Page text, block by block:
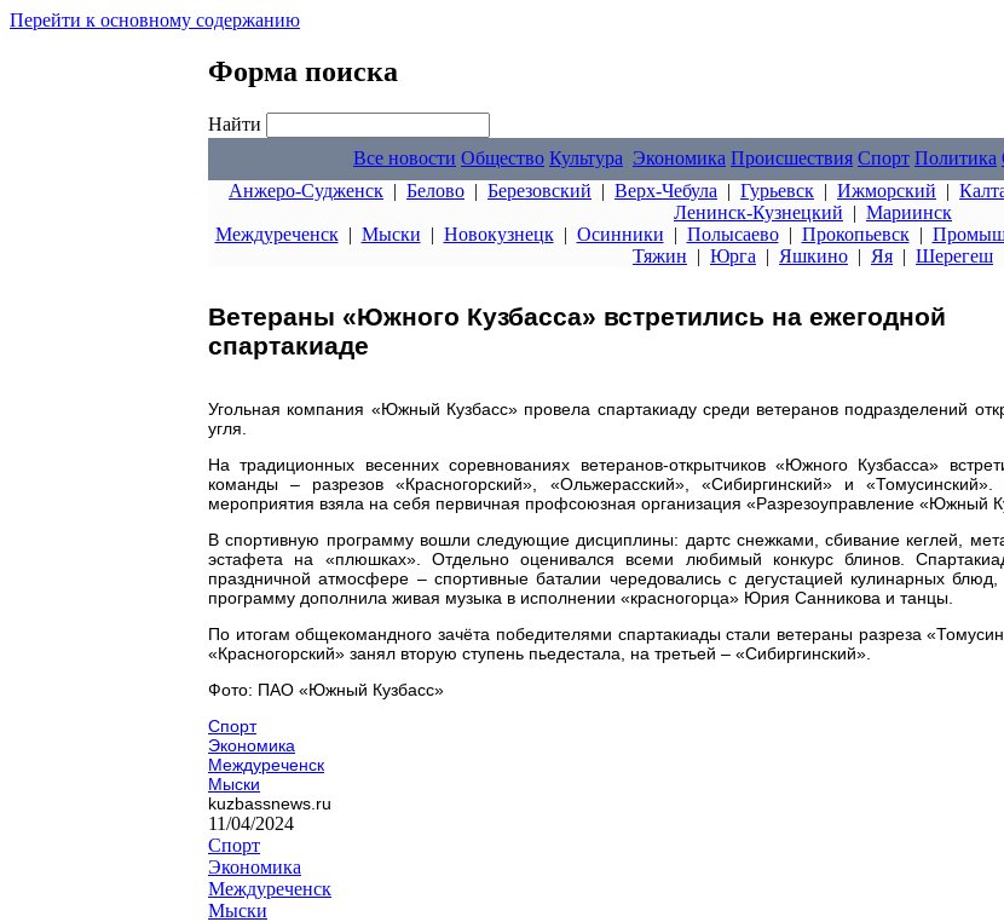
Перейти к основному содержанию
Форма поиска
Найти
Все новости Общество Культура Экономика Происшествия Спорт Политика
Анжеро-Судженск | Белово | Березовский | Верх-Чебула | Гурьевск | Ижморский |
Ленинск-Кузнецкий | Мариинск
Междуреченск| Мыски | Новокузнецк| Осинники | Полысаево| Прокопьевск|
Тяжин | Юрга | Яшкино | Яя | Шерегеш
Ветераны «Южного Кузбасса» встретились на ежегодной
спартакиаде
Угольная компания «Южный Кузбасс» провела спартакиаду среди ветеранов подразделений
угля.
На традиционных весенних соревнованиях ветеранов-открытчиков «Южного Кузбасса»
команды – разрезов «Красногорский», «Ольжерасский», «Сибиргинский» и «Томусинский».
мероприятия взяла на себя первичная профсоюзная организация «Разрезоуправление «Южный
В спортивную программу вошли следующие дисциплины: дартс снежками, сбивание кеглей,
эстафета на «плюшках». Отдельно оценивался всеми любимый конкурс блинов.
праздничной атмосфере – спортивные баталии чередовались с дегустацией кулинарных блюд,
программу дополнила живая музыка в исполнении «красногорца» Юрия Санникова и танцы.
По итогам общекомандного зачёта победителями спартакиады стали ветераны разреза
«Красногорский» занял вторую ступень пьедестала, на третьей – «Сибиргинский».
Фото: ПАО «Южный Кузбасс»
Спорт
Экономика
Междуреченск
Мыски
kuzbassnews.ru
11/04/2024
Спорт
Экономика
Междуреченск
Мыски